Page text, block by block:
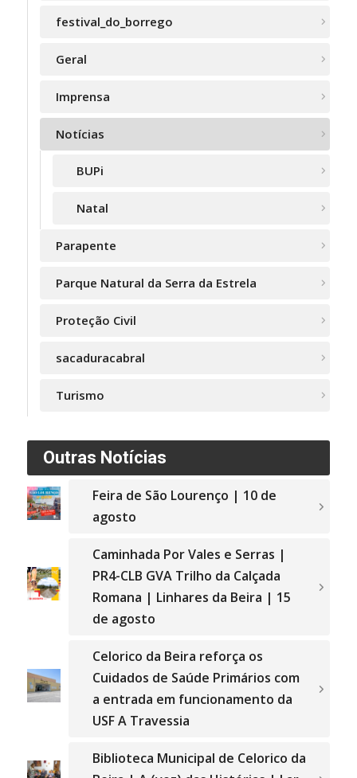
festival_do_borrego
Geral
Imprensa
Notícias
BUPi
Natal
Parapente
Parque Natural da Serra da Estrela
Proteção Civil
sacaduracabral
Turismo
Outras Notícias
Feira de São Lourenço | 10 de
agosto
Caminhada Por Vales e Serras |
PR4-CLB GVA Trilho da Calçada
Romana | Linhares da Beira | 15
de agosto
Celorico da Beira reforça os
Cuidados de Saúde Primários com
a entrada em funcionamento da
USF A Travessia
Biblioteca Municipal de Celorico da